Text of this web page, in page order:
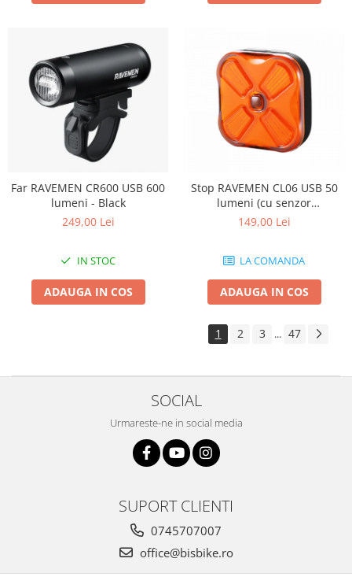
Far RAVEMEN CR600 USB 600
lumeni - Black
249,00 Lei
IN STOC
ADAUGA IN COS
Stop RAVEMEN CL06 USB 50
lumeni (cu senzor
accelerometru) - Black
149,00 Lei
LA COMANDA
ADAUGA IN COS
1 2 3 ... 47
SOCIAL
Urmareste-ne in social media
SUPORT CLIENTI
0745707007
office@bisbike.ro